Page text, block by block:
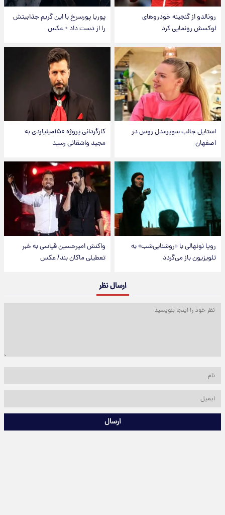
رونالدو از گنجینه خودروهای
لوکسش رونمایی کرد
پوریا پورسرخ با این گریم جذابیتش
را از دست داد + عکس
استایل جالب سوپرمدل روس در
اصفهان
کارگردانی پروژه ۱۵۰میلیاردی به
مجید واشقانی رسید
رویا نونهالی با «روشنایی‌شب» به
تلویزیون باز می‌گردد
واکنش امیرحسین قیاسی به خبر
تعطیلی ماکان بند/ عکس
ارسال نظر
ارسال